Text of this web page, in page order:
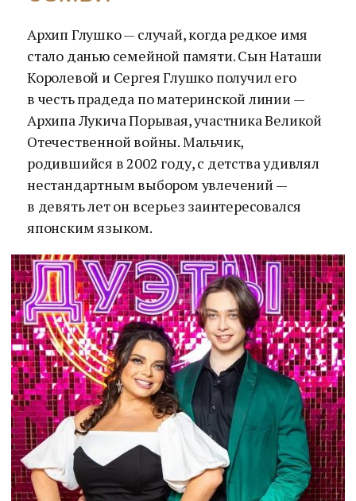
Архип Глушко — случай, когда редкое имя
стало данью семейной памяти. Сын Наташи
Королевой и Сергея Глушко получил его
в честь прадеда по материнской линии —
Архипа Лукича Порывая, участника Великой
Отечественной войны. Мальчик,
родившийся в 2002 году, с детства удивлял
нестандартным выбором увлечений —
в девять лет он всерьез заинтересовался
японским языком.